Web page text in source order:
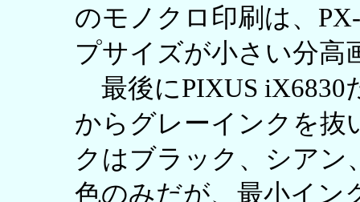
のモノクロ印刷は、
プサイズが小さい分高
最後にPIXUS iX6830
からグレーインクを抜
クはブラック、シアン
色のみだが、最小イン